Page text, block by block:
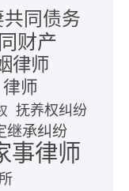
共同债务
财产
律师
律师
抚养权纠纷
继承纠纷
事律师